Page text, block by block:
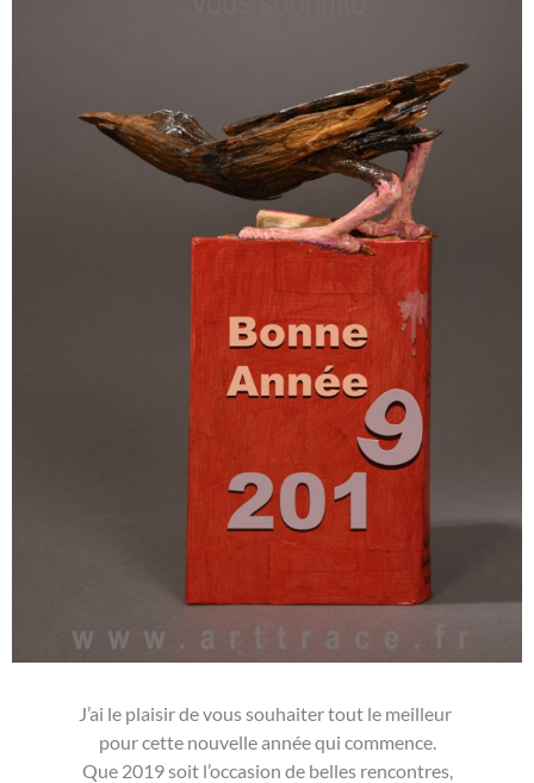
J’ai le plaisir de vous souhaiter tout le meilleur
pour cette nouvelle année qui commence.
Que 2019 soit l’occasion de belles rencontres,